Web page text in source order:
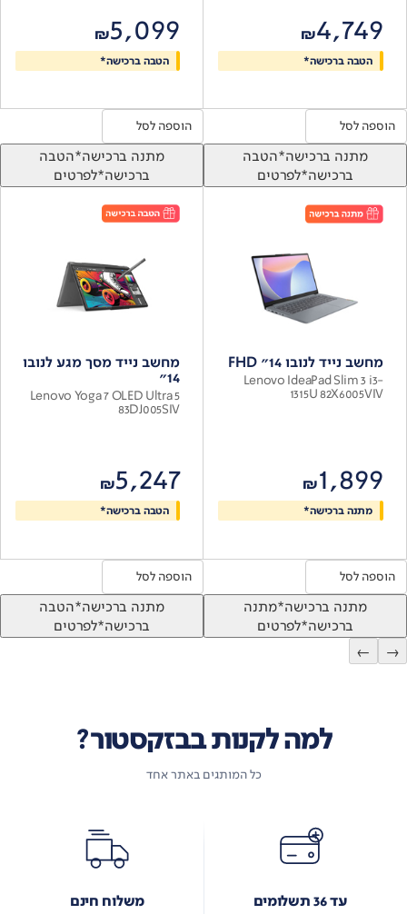
₪4,749
הטבה ברכישה*
הוספה לסל
מתנה ברכישה*הטבה
ברכישה*לפרטים
₪5,099
הטבה ברכישה*
הוספה לסל
מתנה ברכישה*הטבה
ברכישה*לפרטים
מחשב נייד לנובו 14" FHD
Lenovo IdeaPad Slim 3 i3-
1315U 82X6005VIV
₪1,899
מתנה ברכישה*
הוספה לסל
מתנה ברכישה*מתנה
ברכישה*לפרטים
מחשב נייד מסך מגע לנובו
14"
Lenovo Yoga 7 OLED Ultra 5
83DJ005SIV
₪5,247
הטבה ברכישה*
הוספה לסל
מתנה ברכישה*הטבה
ברכישה*לפרטים
→
←
למה לקנות בבזקסטור?
כל המותגים באתר אחד
עד 36 תשלומים משלוח חינם